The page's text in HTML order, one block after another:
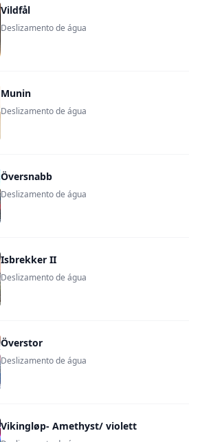
Vildfål
Deslizamento de água
Munin
Deslizamento de água
Översnabb
Deslizamento de água
Isbrekker II
Deslizamento de água
Överstor
Deslizamento de água
Vikingløp- Amethyst/ violett